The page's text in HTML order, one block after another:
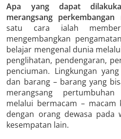
Apa yang dapat
merangsang perkembangan
satu cara ialah
mengembangkan
belajar mengenal dunia
penglihatan, pendengaran,
penciuman. Lingkungan
dan barang – barang yang
merangsang
melalui bermacam – macam
dengan orang dewasa pada
kesempatan lain.